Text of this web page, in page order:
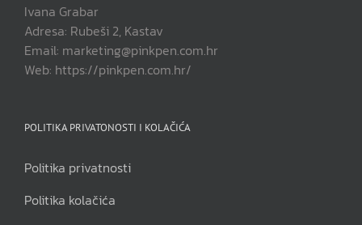
Ivana Grabar
Adresa: Rubeši 2, Kastav
Email: marketing@pinkpen.com.hr
Web: https://pinkpen.com.hr/
POLITIKA PRIVATONOSTI I KOLAČIĆA
Politika privatnosti
Politika kolačića